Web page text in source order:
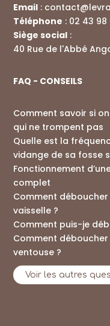
Email :
Téléphone : 02 43 98
Siège social :
40 Rue de l'Abbé
FAQ - CONSEILS
Comment savoir si
qui ne trompent pas
Quelle est la
vidange de sa fosse
Fonctionnement
complet
Comment
vaisselle ?
Comment puis-je
Comment
ventouse ?
Voir les autres